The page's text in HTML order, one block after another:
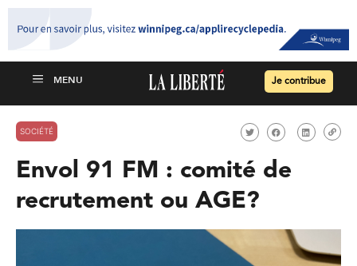
Je contribue
SOCIÉTÉ
Envol 91 FM : comité de
recrutement ou AGE?